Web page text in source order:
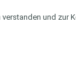
verstanden und zur